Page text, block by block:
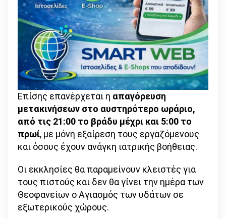
Επίσης επανέρχεται η απαγόρευση
μετακινήσεων στο αυστηρότερο ωράριο,
από τις 21:00 το βράδυ μέχρι και 5:00 το
πρωί, με μόνη εξαίρεση τους εργαζόμενους
και όσους έχουν ανάγκη ιατρικής βοήθειας.
Οι εκκλησίες θα παραμείνουν κλειστές για
τους πιστούς και δεν θα γίνει την ημέρα των
Θεοφανείων ο Αγιασμός των υδάτων σε
εξωτερικούς χώρους.